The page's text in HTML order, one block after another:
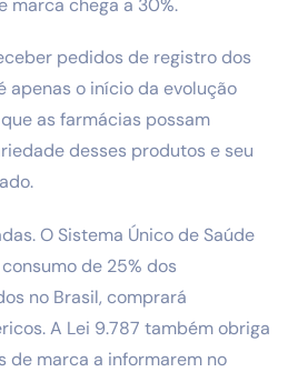
marca chega a 30%.
pedidos de registro dos
apenas o início da evolução
as farmácias possam
desses produtos e seu
O Sistema Único de Saúde
de 25% dos
no Brasil, comprará
A Lei 9.787 também obriga
de marca a informarem no